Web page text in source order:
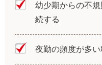
幼少期からの不
続する
夜勤の頻度が多